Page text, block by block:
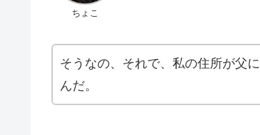
ちょこ
そうなの、それで、私の住所が父
んだ。